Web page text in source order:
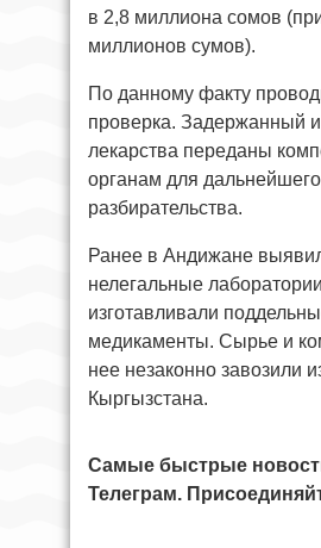
в 2,8 миллиона сомов
миллионов сумов).
По данному факту
проверка. Задержанный
лекарства переданы
органам для дальнейшего
разбирательства.
Ранее в Андижане
нелегальные
изготавливали
медикаменты. Сырье и
нее незаконно завозили
Кыргызстана.
Самые быстрые
Телеграм.